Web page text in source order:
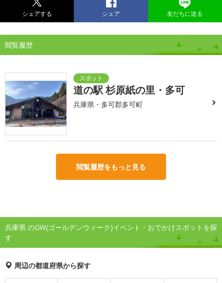
シェアする シェア 友だちに送る
閲覧履歴
道の駅 杉原紙の里・多可
兵庫県・多可郡多可町
閲覧履歴をもっと見る
兵庫県 のGW(ゴールデンウィーク)イベント・おでかけスポットを探
す
周辺の都道府県から探す